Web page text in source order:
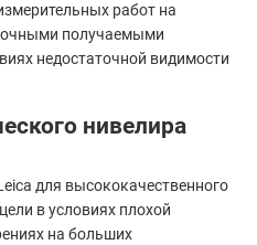
работ на
получаемыми
недостаточной видимости
нивелира
для высококачественного
в условиях плохой
на больших